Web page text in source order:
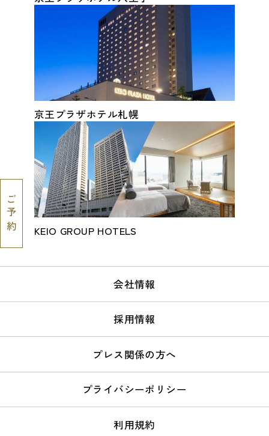
ご
予約
京王プラザホテル札幌
KEIO GROUP HOTELS
会社情報
採用情報
プレス関係の方へ
プライバシーポリシー
利用規約